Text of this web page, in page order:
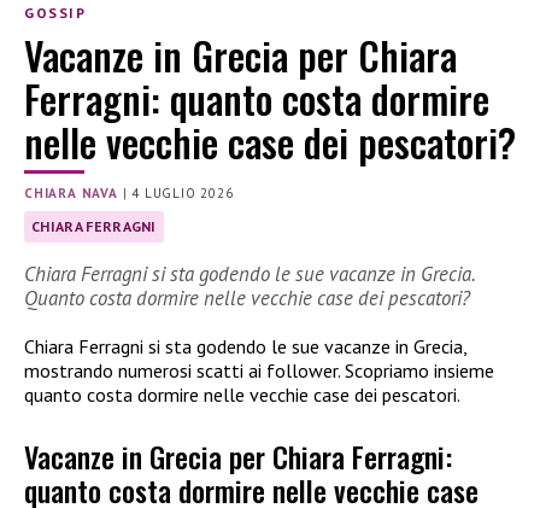
GOSSIP
Vacanze in Grecia per Chiara
Ferragni: quanto costa dormire
nelle vecchie case dei pescatori?
CHIARA NAVA |4 LUGLIO 2026
CHIARA FERRAGNI
Chiara Ferragni si sta godendo le sue vacanze in Grecia.
Quanto costa dormire nelle vecchie case dei pescatori?
Chiara Ferragni si sta godendo le sue vacanze in Grecia,
mostrando numerosi scatti ai follower. Scopriamo insieme
quanto costa dormire nelle vecchie case dei pescatori.
Vacanze in Grecia per Chiara Ferragni:
quanto costa dormire nelle vecchie case